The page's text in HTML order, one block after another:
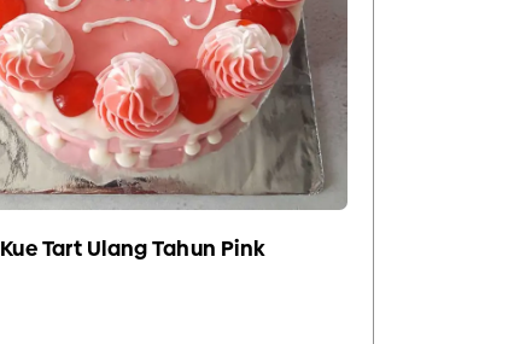
Kue Tart Ulang Tahun Pink